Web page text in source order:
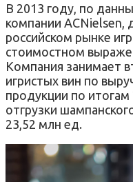
В 2013 году, по
компании ACNielsen,
российском рынке
стоимостном
Компания занимает
игристых вин по
продукции по итогам
отгрузки
23,52 млн ед.